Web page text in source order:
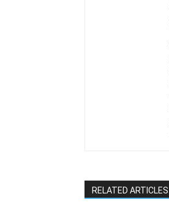
RELATED ARTICLES